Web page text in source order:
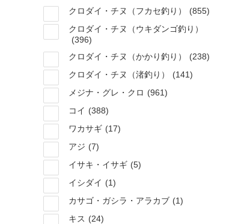
クロダイ・チヌ（フカセ釣り）
(855)
クロダイ・チヌ（ウキダンゴ釣り）
(396)
クロダイ・チヌ（かかり釣り）
(238)
クロダイ・チヌ（渚釣り）
(141)
メジナ・グレ・クロ (961)
コイ (388)
ワカサギ (17)
アジ (7)
イサキ・イサギ (5)
イシダイ (1)
カサゴ・ガシラ・アラカブ (1)
キス (24)